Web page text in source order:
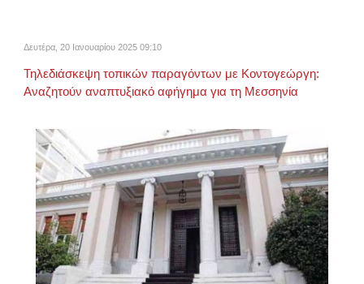
Δευτέρα, 20 Ιανουαρίου 2025 09:10
Τηλεδιάσκεψη τοπικών παραγόντων με Κοντογεώργη:
Αναζητούν αναπτυξιακό αφήγημα για τη Μεσσηνία